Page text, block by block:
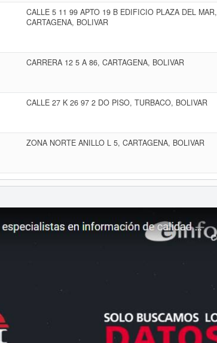
CALLE 5 11 99 APTO 19 B EDIFICIO PLAZA DEL MAR,
CARTAGENA, BOLIVAR
CARRERA 12 5 A 86, CARTAGENA, BOLIVAR
CALLE 27 K 26 97 2 DO PISO, TURBACO, BOLIVAR
ZONA NORTE ANILLO L 5, CARTAGENA, BOLIVAR